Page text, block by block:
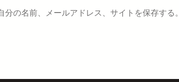
の名前、メールアドレス、サイトを保存する。